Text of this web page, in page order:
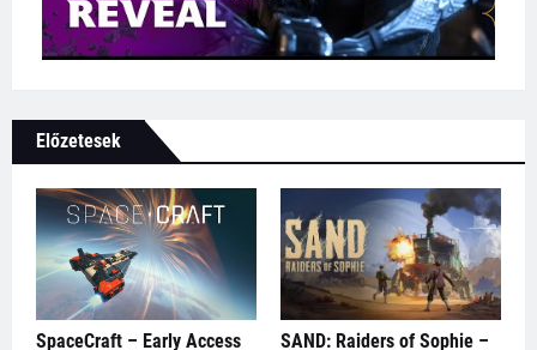
Előzetesek
SpaceCraft – Early Access SAND: Raiders of Sophie –